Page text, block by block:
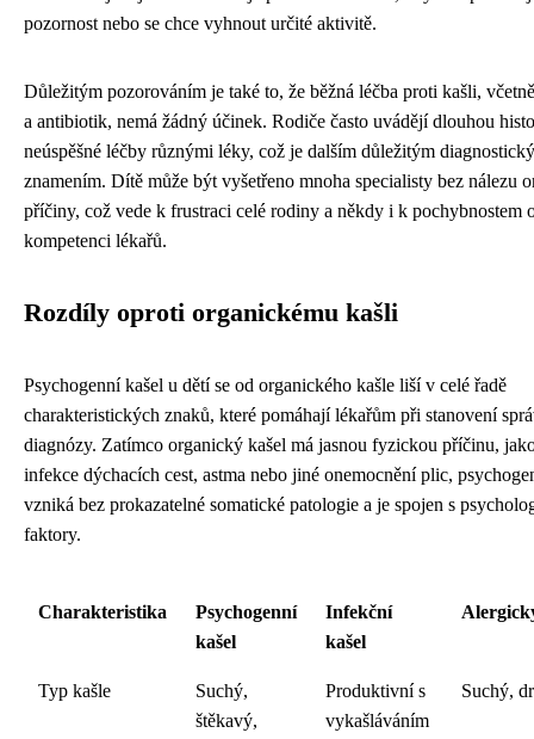
pozornost nebo se chce vyhnout určité aktivitě.
Důležitým pozorováním je také to, že běžná léčba proti kašli,
a antibiotik, nemá žádný účinek. Rodiče často uvádějí dlouhou
neúspěšné léčby různými léky, což je dalším důležitým
znamením. Dítě může být vyšetřeno mnoha specialisty bez nálezu
příčiny, což vede k frustraci celé rodiny a někdy i k pochybnostem
kompetenci lékařů.
Rozdíly oproti organickému kašli
Psychogenní kašel u dětí se od organického kašle liší v celé řadě
charakteristických znaků, které pomáhají lékařům při stanovení
diagnózy. Zatímco organický kašel má jasnou fyzickou příčinu,
infekce dýchacích cest, astma nebo jiné onemocnění plic,
vzniká bez prokazatelné somatické patologie a je spojen s
faktory.
Charakteristika
Psychogenní
kašel
Infekční
kašel
Typ kašle
Suchý,
štěkavý,
Produktivní s
vykašláváním
Suchý,